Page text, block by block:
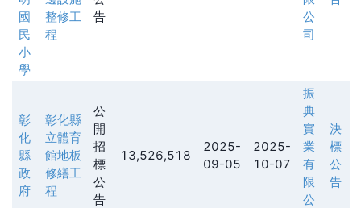
國
民
小
學
整修工
程
告
公
司
彰
化
縣
政
府
彰化縣
立體育
館地板
修繕工
程
公
開
招
標
公
告
13,526,518
2025-
09-05
2025-
10-07
振
典
實
業
有
限
公
決
標
公
告